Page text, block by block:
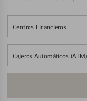
Centros Financieros
Cajeros Automáticos (ATM)